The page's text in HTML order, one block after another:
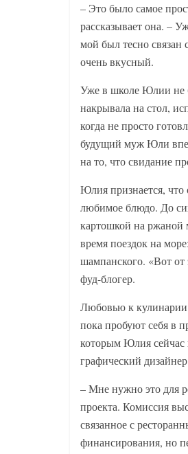
– Это было самое
рассказывает она. –
мой был тесно связан
очень вкусный.
Уже в школе Юлии не
накрывала на стол,
когда не просто
будущий муж Юли
на то, что свидание
Юлия признается, что
любимое блюдо. До
картошкой на ржаной
время поездок на
шампанского. «Вот от
фуд-блогер.
Любовью к
пока пробуют себя в
которым Юлия сейчас
графический
– Мне нужно это для
проекта. Комиссия
связанное с
финансирования, но